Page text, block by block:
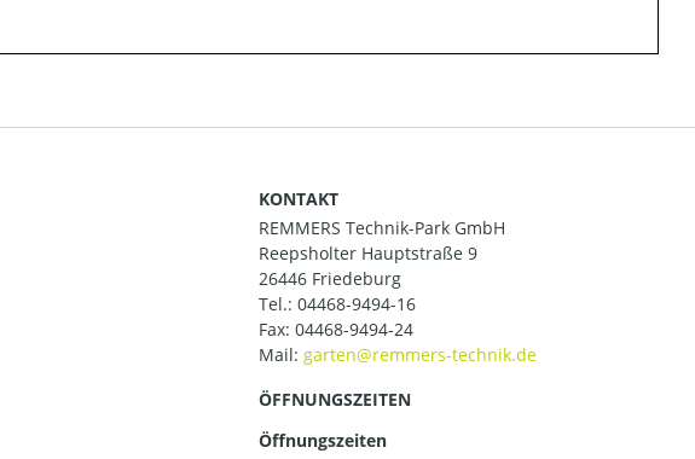
KONTAKT
REMMERS Technik-Park GmbH
Reepsholter Hauptstraße 9
26446 Friedeburg
Tel.: 04468-9494-16
Fax: 04468-9494-24
Mail:
ÖFFNUNGSZEITEN
Öffnungszeiten